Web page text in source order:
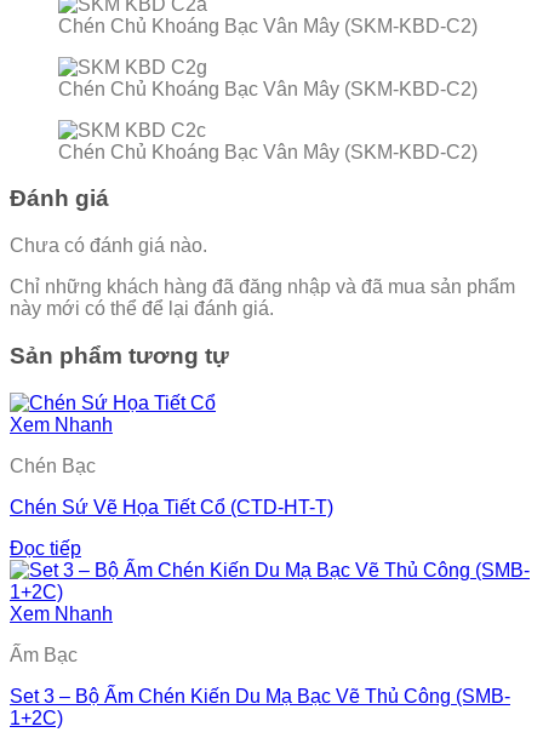
Chén Chủ Khoáng Bạc Vân Mây (SKM-KBD-C2)
Chén Chủ Khoáng Bạc Vân Mây (SKM-KBD-C2)
Chén Chủ Khoáng Bạc Vân Mây (SKM-KBD-C2)
Đánh giá
Chưa có đánh giá nào.
Chỉ những khách hàng đã đăng nhập và đã mua sản phẩm
này mới có thể để lại đánh giá.
Sản phẩm tương tự
Xem Nhanh
Chén Bạc
Chén Sứ Vẽ Họa Tiết Cổ (CTD-HT-T)
Đọc tiếp
Xem Nhanh
Ấm Bạc
Set 3 – Bộ Ấm Chén Kiến Du Mạ Bạc Vẽ Thủ Công (SMB-
1+2C)